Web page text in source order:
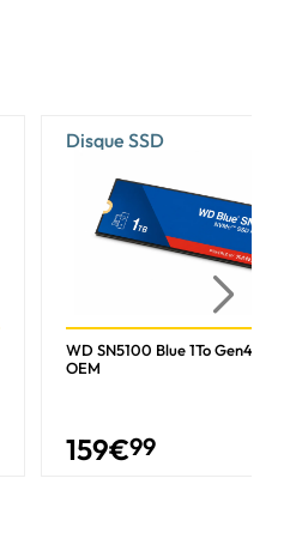
Disque SSD
WD SN5100 Blue 1To Gen4
OEM
159€99